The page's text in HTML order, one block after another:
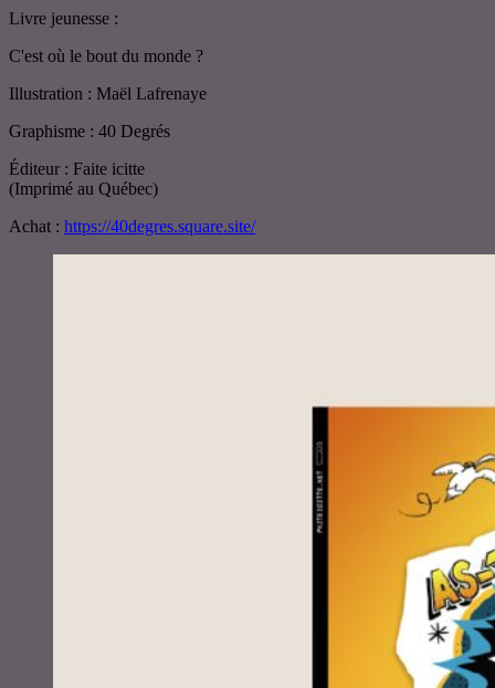
Livre jeunesse :
C'est où le bout du monde ?
Illustration : Maël Lafrenaye
Graphisme : 40 Degrés
Éditeur : Faite icitte
(Imprimé au Québec)
Achat : https://40degres.square.site/